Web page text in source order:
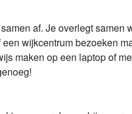
af. Je overlegt
wijkcentrum bezoeken
maken op een laptop of